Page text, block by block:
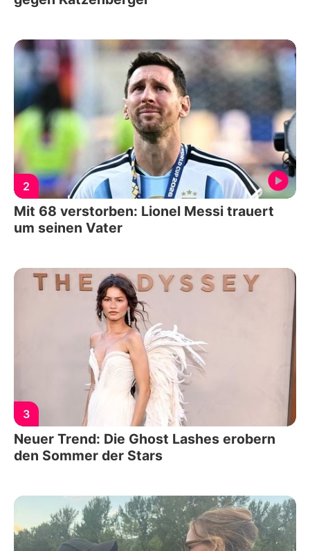
2
Mit 68 verstorben: Lionel Messi trauert
um seinen Vater
3
Neuer Trend: Die Ghost Lashes erobern
den Sommer der Stars